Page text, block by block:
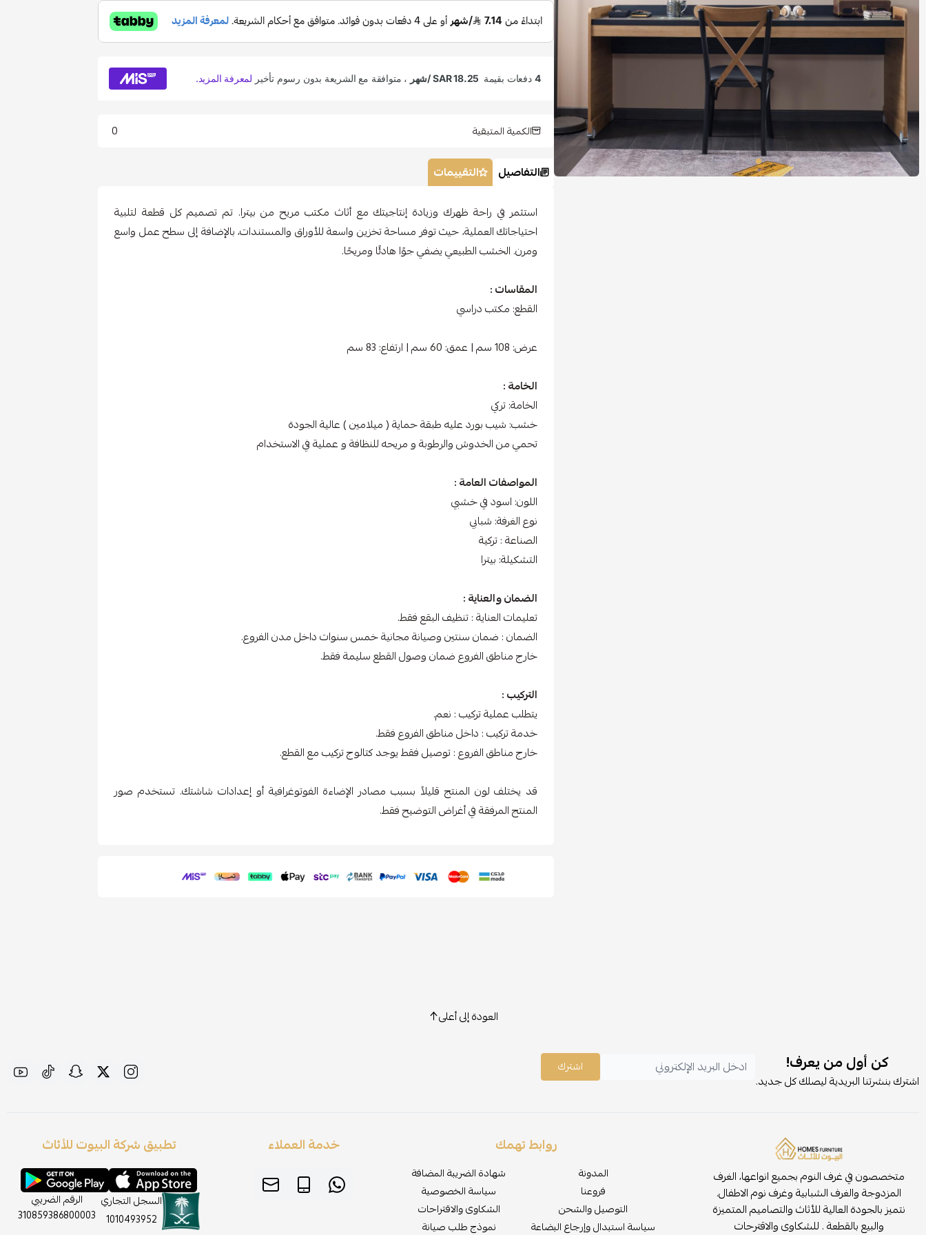
الكمية المتبقية 0
التفاصيل التقييمات
استثمر في راحة ظهرك وزيادة إنتاجيتك مع أثاث مكتب مريح من بيترا. تم تصميم كل قطعة لتلبية
احتياجاتك العملية، حيث توفر مساحة تخزين واسعة للأوراق والمستندات، بالإضافة إلى سطح عمل واسع
ومرن. الخشب الطبيعي يضفي جوًا هادئًا ومريحًا.
المقاسات :
القطع: مكتب دراسي
عرض: 108 سم | عمق: 60 سم | ارتفاع: 83 سم
الخامة :
الخامة: تركي
خشب: شيب بورد عليه طبقة حماية ( ميلامين ) عالية الجودة
تحمي من الخدوش والرطوبة و مريحه للنظافة و عملية في الاستخدام
المواصفات العامة :
اللون: اسود في خشبي
نوع الغرفة: شبابي
الصناعة : تركية
التشكيلة: بيترا
الضمان والعناية :
تعليمات العناية : تنظيف البقع فقط.
الضمان : ضمان سنتين وصيانة مجانية خمس سنوات داخل مدن الفروع.
خارج مناطق الفروع ضمان وصول القطع سليمة فقط.
التركيب :
يتطلب عملية تركيب : نعم.
خدمة تركيب : داخل مناطق الفروع فقط.
خارج مناطق الفروع : توصيل فقط يوجد كتالوج تركيب مع القطع.
قد يختلف لون المنتج قليلاً بسبب مصادر الإضاءة الفوتوغرافية أو إعدادات شاشتك. تستخدم صور
المنتج المرفقة في أغراض التوضيح فقط.
العودة إلى أعلى
كن أول من يعرف!
اشترك بنشرتنا البريدية ليصلك كل جديد.
اشترك
متخصصون في غرف النوم بجميع انواعها، الغرف
المزدوجة والغرف الشبابية وغرف نوم الاطفال.
نتميز بالجودة العالية للأثاث والتصاميم المتميزة
والبيع بالقطعة . للشكاوى والاقترحات
روابط تهمك
المدونة
فروعنا
التوصيل والشحن
سياسة استبدال وإرجاع البضاعة
شهادة الضريبة المضافة
سياسة الخصوصية
الشكاوى والاقتراحات
نموذج طلب صيانة
خدمة العملاء تطبيق شركة البيوت للأثاث
السجل التجاري
1010493952
الرقم الضريبي
310859386800003